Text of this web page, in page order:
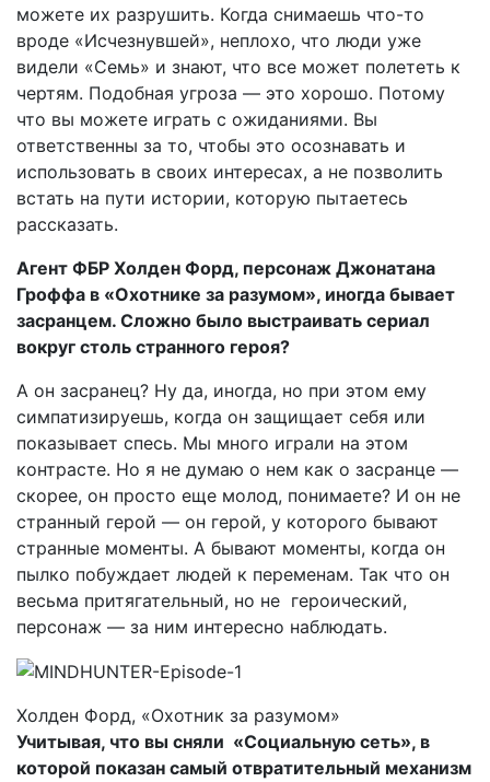
можете их разрушить. Когда снимаешь что-то
вроде «Исчезнувшей», неплохо, что люди уже
видели «Семь» и знают, что все может полететь к
чертям. Подобная угроза — это хорошо. Потому
что вы можете играть с ожиданиями. Вы
ответственны за то, чтобы это осознавать и
использовать в своих интересах, а не позволить
встать на пути истории, которую пытаетесь
рассказать.
Агент ФБР Холден Форд, персонаж Джонатана
Гроффа в «Охотнике за разумом», иногда бывает
засранцем. Сложно было выстраивать сериал
вокруг столь странного героя?
А он засранец? Ну да, иногда, но при этом ему
симпатизируешь, когда он защищает себя или
показывает спесь. Мы много играли на этом
контрасте. Но я не думаю о нем как о засранце —
скорее, он просто еще молод, понимаете? И он не
странный герой — он герой, у которого бывают
странные моменты. А бывают моменты, когда он
пылко побуждает людей к переменам. Так что он
весьма притягательный, но не героический,
персонаж — за ним интересно наблюдать.
Холден Форд, «Охотник за разумом»
Учитывая, что вы сняли «Социальную сеть», в
которой показан самый отвратительный механизм